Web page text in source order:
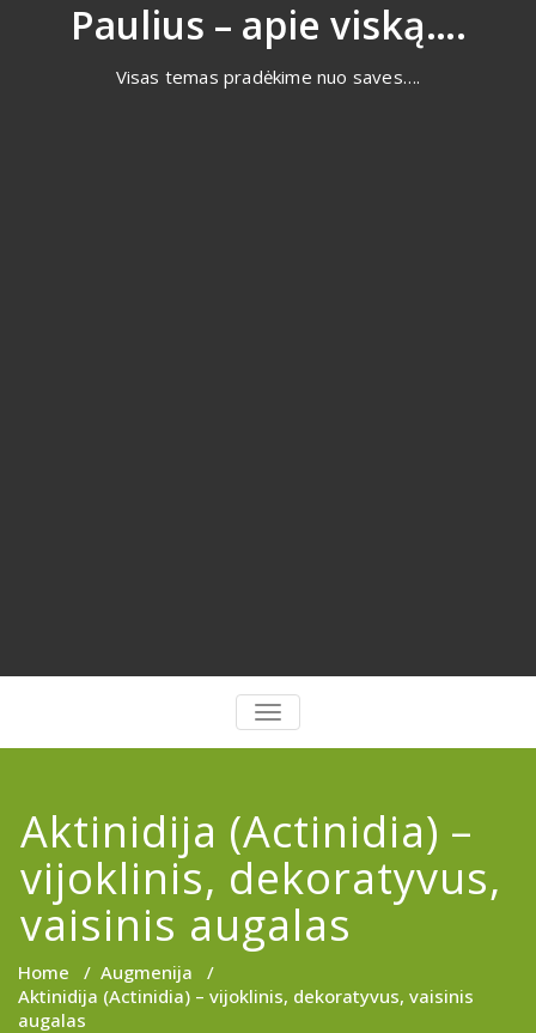
Paulius – apie viską….
Visas temas pradėkime nuo saves….
PERJUNGTI
NAVIGACIJĄ
Aktinidija (Actinidia) –
vijoklinis, dekoratyvus,
vaisinis augalas
Home / Augmenija /
Aktinidija (Actinidia) – vijoklinis, dekoratyvus, vaisinis
augalas